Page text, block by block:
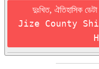
দুঃখিত, ঐতিহাসিক
Jize County